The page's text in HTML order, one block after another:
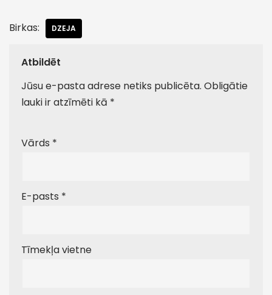
Birkas: DZEJA
Atbildēt
Jūsu e-pasta adrese netiks publicēta. Obligātie
lauki ir atzīmēti kā *
Vārds *
E-pasts *
Tīmekļa vietne